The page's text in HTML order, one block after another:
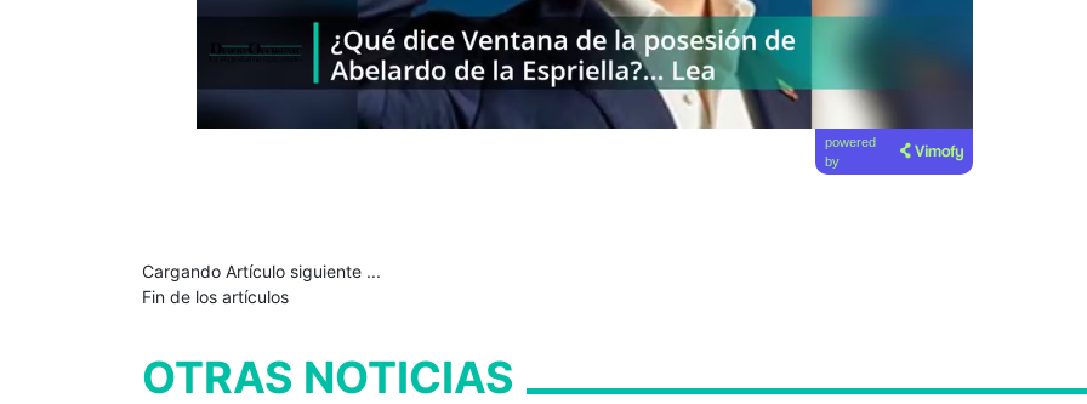
powered
by
Cargando Artículo siguiente ...
Fin de los artículos
OTRAS NOTICIAS